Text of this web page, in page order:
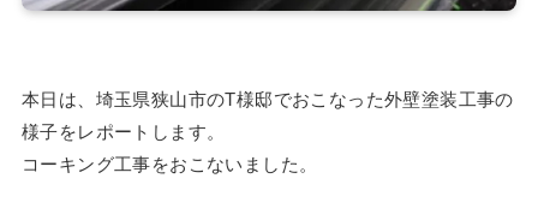
本日は、埼玉県狭山市のT様邸でおこなった外壁塗装工事の
様子をレポートします。
コーキング工事をおこないました。